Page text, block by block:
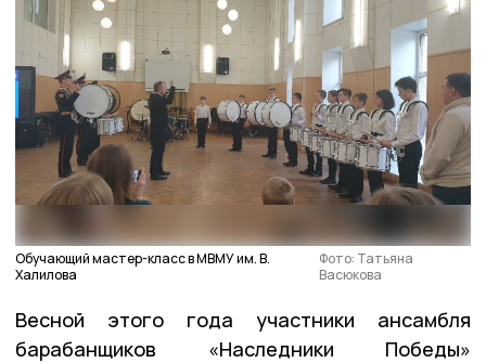
Обучающий мастер-класс в МВМУ им. В.
Халилова
Фото: Татьяна
Васюкова
Весной этого года участники ансамбля
барабанщиков «Наследники Победы»